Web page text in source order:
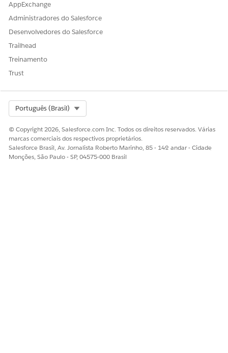
AppExchange
Administradores do Salesforce
Desenvolvedores do Salesforce
Trailhead
Treinamento
Trust
Português (Brasil)
© Copyright 2026, Salesforce.com Inc. Todos os direitos reservados. Várias
marcas comerciais dos respectivos proprietários.
Salesforce Brasil, Av. Jornalista Roberto Marinho, 85 - 14º andar - Cidade
Monções, São Paulo - SP, 04575-000 Brasil